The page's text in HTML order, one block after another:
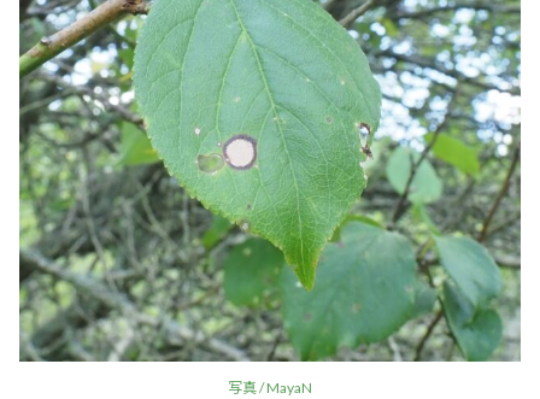
写真 / MayaN